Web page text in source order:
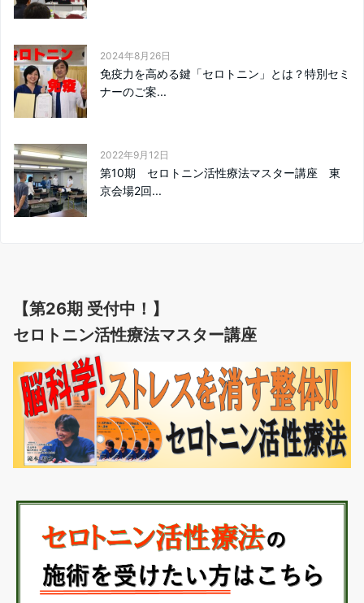
2024年8月26日
免疫力を高める鍵「セロトニン」とは？特別セミ
ナーのご案...
2022年9月12日
第10期 セロトニン活性療法マスター講座 東
京会場2回...
【第26期 受付中！】
セロトニン活性療法マスター講座